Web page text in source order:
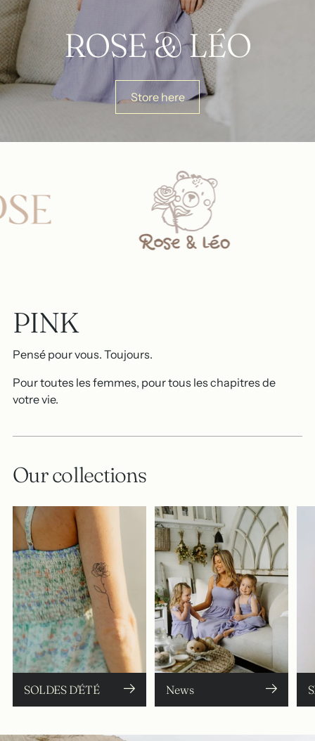
ROSE & LÉO
Store here
PINK
Pensé pour vous. Toujours.
Pour toutes les femmes, pour tous les chapitres de
votre vie.
Our collections
SOLDES D'ÉTÉ News